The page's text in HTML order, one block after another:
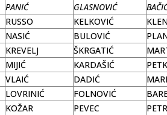
PANIĆ GLASNOVIĆ
RUSSO KELKOVIĆ
NASIĆ BULOVIĆ
KREVELJ ŠKRGATIĆ
MIJIĆ KARDAŠIĆ
VLAIĆ DADIĆ
LOVRINIĆ FOLNOVIĆ
KOŽAR PEVEC